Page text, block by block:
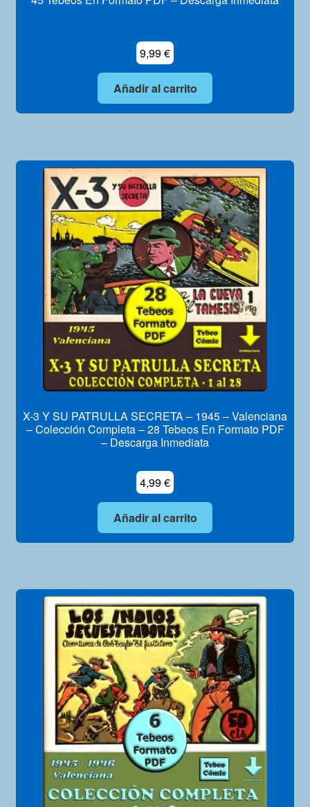
9,99€
Añadir al carrito
X-3 Y SU PATRULLA SECRETA – 1945 – Valenciana
– Colección Completa – 28 Tebeos En Formato PDF
– Descarga Inmediata
4,99€
Añadir al carrito